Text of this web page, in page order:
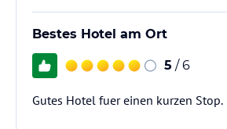
Bestes Hotel am Ort
5 / 6
Gutes Hotel fuer einen kurzen Stop.